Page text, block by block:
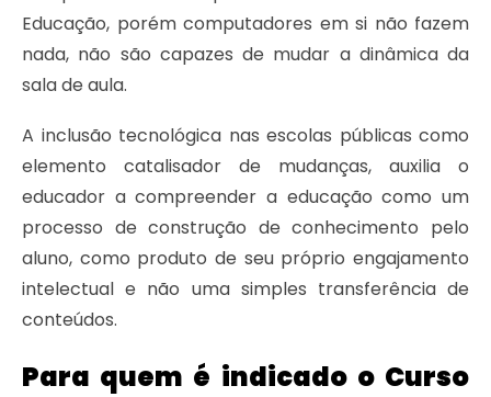
Educação, porém computadores em si não fazem
nada, não são capazes de mudar a dinâmica da
sala de aula.
A inclusão tecnológica nas escolas públicas como
elemento catalisador de mudanças, auxilia o
educador a compreender a educação como um
processo de construção de conhecimento pelo
aluno, como produto de seu próprio engajamento
intelectual e não uma simples transferência de
conteúdos.
Para quem é indicado o Curso